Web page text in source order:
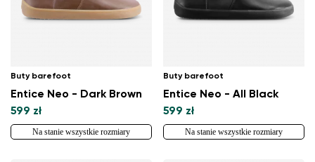
Buty barefoot
Entice Neo - Dark Brown
599 zł
Na stanie wszystkie rozmiary
Buty barefoot
Entice Neo - All Black
599 zł
Na stanie wszystkie rozmiary